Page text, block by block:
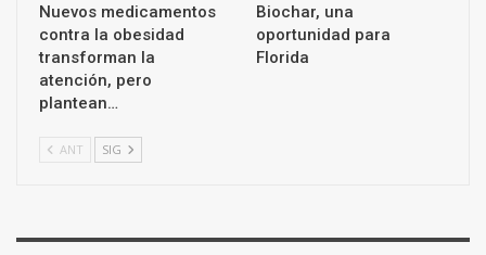
Nuevos medicamentos
contra la obesidad
transforman la
atención, pero
plantean…
Biochar, una
oportunidad para
Florida
ANT SIG